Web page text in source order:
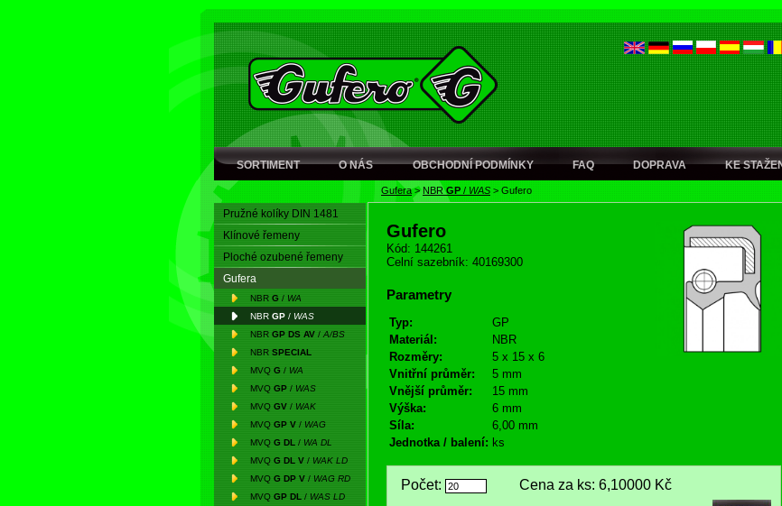
SORTIMENT O NÁS OBCHODNÍ PODMÍNKY FAQ DOPRAVA KE
Gufera> NBRGP / WAS > Gufero
Pružné kolíky DIN 1481
Klínové řemeny
Ploché ozubené řemeny
Gufera
NBR G / WA
NBR GP / WAS
NBR GP DS AV / A/BS
NBR SPECIAL
MVQ G / WA
MVQ GP / WAS
MVQ GV / WAK
MVQ GP V / WAG
MVQ G DL / WA DL
MVQ G DL V / WAK LD
MVQ G DP V / WAG RD
MVQ GP DL / WAS LD
Gufero
Kód: 144261
Celní sazebník: 40169300
Parametry
Typ:
GP
Materiál:
NBR
Rozměry:
5 x 15 x 6
Vnitřní průměr:
5 mm
Vnější průměr:
15 mm
Výška:
6 mm
Síla:
6,00 mm
Jednotka / balení: ks
Počet: Cena za ks: 6,10000 Kč